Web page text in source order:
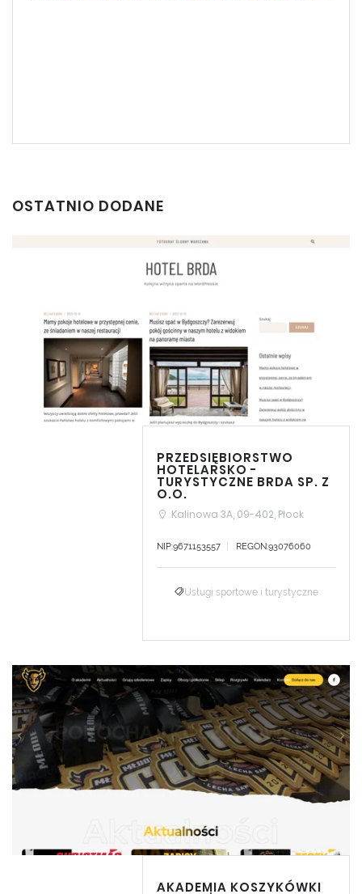
OSTATNIO DODANE
PRZEDSIĘBIORSTWO
HOTELARSKO -
TURYSTYCZNE BRDA SP. Z
O.O.
Kalinowa 3A, 09-402, Płock
NIP:9671153557 REGON:93076060
Usługi sportowe i turystyczne
AKADEMIA KOSZYKÓWKI